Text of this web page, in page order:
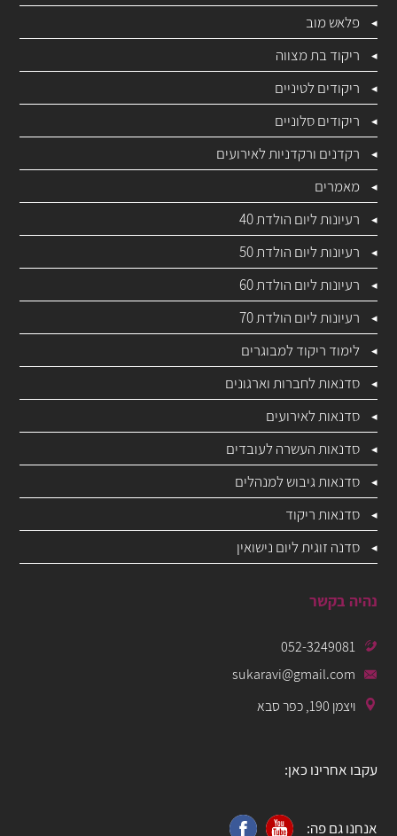
פלאש מוב
ריקוד בת מצווה
ריקודים לטיניים
ריקודים סלוניים
רקדנים ורקדניות לאירועים
מאמרים
רעיונות ליום הולדת 40
רעיונות ליום הולדת 50
רעיונות ליום הולדת 60
רעיונות ליום הולדת 70
לימוד ריקוד למבוגרים
סדנאות לחברות וארגונים
סדנאות לאירועים
סדנאות העשרה לעובדים
סדנאות גיבוש למנהלים
סדנאות ריקוד
סדנה זוגית ליום נישואין
נהיה בקשר
052-3249081
sukaravi@gmail.com
ויצמן 190, כפר סבא
עקבו אחרינו כאן:
אנחנו גם פה: